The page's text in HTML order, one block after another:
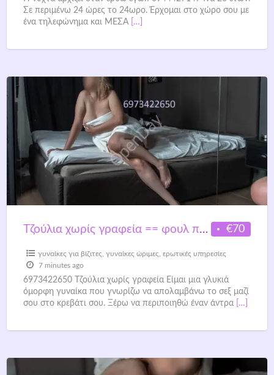
Σε περιμένω 24 ώρες το 24ωρο. Έρχομαι στο χώρο σου με
ένα τηλεφώνημα και ΜΕΣΑ […]
€70
Tζούλια χωρίς γραφεία == φουλ πρόγραμμα (100€) ==
γυναίκες για βίζιτες γυναίκες ώριμες ερωτικές υπηρεσίες
7 minutes ago
6973422650 Tζούλια χωρίς γραφεία Είμαι μια γλυκιά
όμορφη γυναίκα που γνωρίζω να απολαμβάνω το σεξ μαζί
σου στο κρεβάτι σου. Ξέρω να περιποιηθώ έναν άντρα
[…]